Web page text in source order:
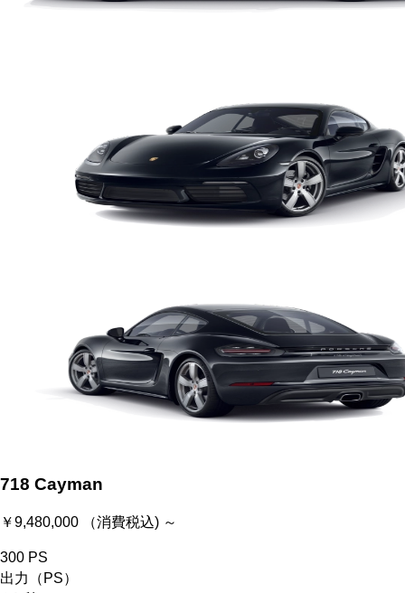
718 Cayman
￥9,480,000 （消費税込) ～
300 PS
出力（PS）